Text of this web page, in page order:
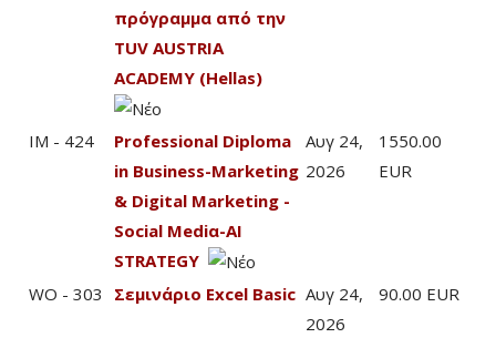
πρόγραμμα από την
TUV AUSTRIA
ACADEMY (Hellas)
IM - 424
Professional Diploma
in Business-Marketing
& Digital Marketing -
Social Mediα-AI
STRATEGY
Αυγ 24,
2026
1550.00
EUR
WO - 303 Σεμινάριο Excel Basic Αυγ 24,
2026
90.00 EUR